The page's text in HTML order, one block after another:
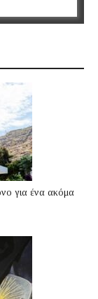
για ένα ακόμα